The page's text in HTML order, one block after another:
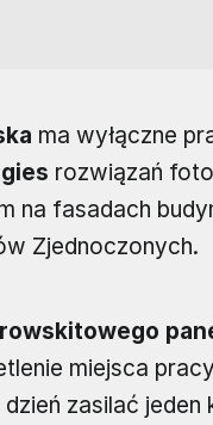
ma wyłączne
rozwiązań
na fasadach
Zjednoczonych.
miejsca
dzień zasilać jeden